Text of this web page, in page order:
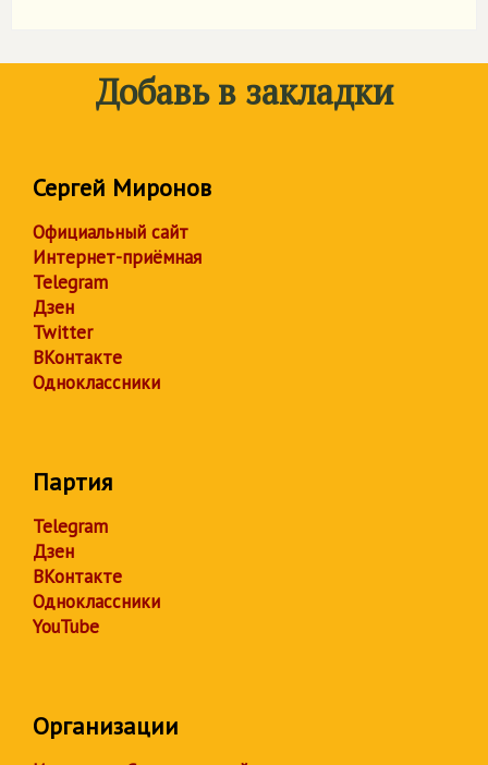
Добавь в закладки
Сергей Миронов
Официальный сайт
Интернет-приёмная
Telegram
Дзен
Twitter
ВКонтакте
Одноклассники
Партия
Telegram
Дзен
ВКонтакте
Одноклассники
YouTube
Организации